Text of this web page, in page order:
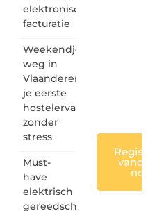
elektronische
facturatie
Weekendje
weg in
Vlaanderen:
je eerste
hostelervaring
zonder
stress
Must-
have
elektrisch
gereedschap
nog